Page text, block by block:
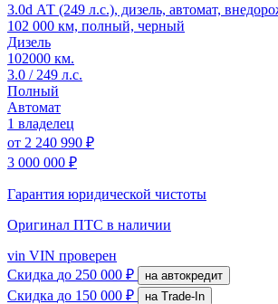
3.0d АТ (249 л.с.), дизель, автомат,
102 000 км, полный, черный
Дизель
102000 км.
3.0 / 249 л.с.
Полный
Автомат
1 владелец
от 2 240 990 ₽
3 000 000 ₽
Гарантия юридической чистоты
Оригинал ПТС в наличии
vin VIN проверен
Скидка до 250 000 ₽ на автокредит
Скидка до 150 000 ₽
на Trade-In